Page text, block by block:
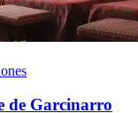
de Garcinarro